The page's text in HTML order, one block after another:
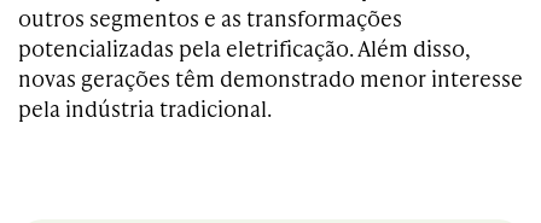
outros segmentos e as transformações
potencializadas pela eletrificação. Além disso,
novas gerações têm demonstrado menor interesse
pela indústria tradicional.